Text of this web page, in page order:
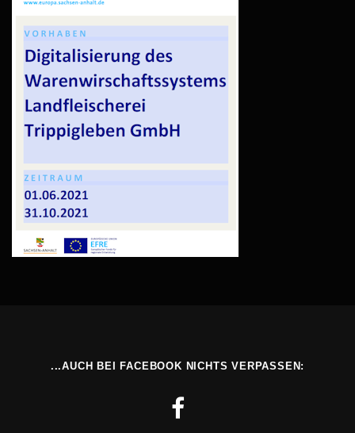
...AUCH BEI FACEBOOK NICHTS VERPASSEN: